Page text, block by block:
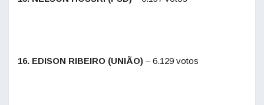
16. EDISON RIBEIRO (UNIÃO) – 6.129 votos